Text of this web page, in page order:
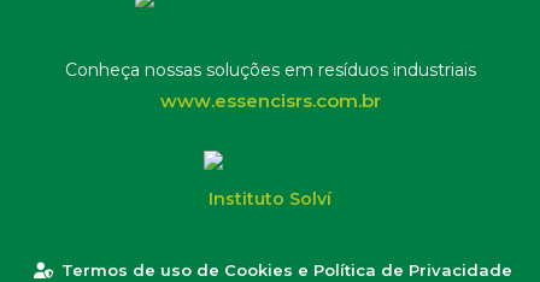
Conheça nossas soluções em resíduos industriais
www.essencisrs.com.br
Instituto Solví
Termos de uso de Cookies e Política de Privacidade